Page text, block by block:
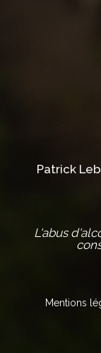
Patrick
L'abus
Mentions